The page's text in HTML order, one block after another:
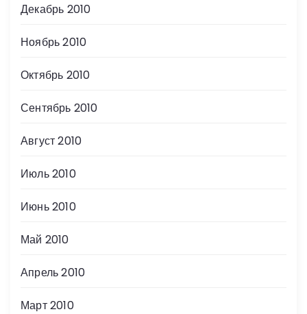
Декабрь 2010
Ноябрь 2010
Октябрь 2010
Сентябрь 2010
Август 2010
Июль 2010
Июнь 2010
Май 2010
Апрель 2010
Март 2010